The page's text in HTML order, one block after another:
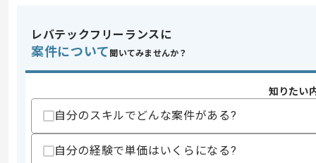
スキル
求めるスキル
・PHP(Laravel)を用いた開発経験3年以
上記に似た経験やスキルをお持ちであれば申
レバテックフリーランスに
案件について 聞いてみませんか？
知りたい
自分のスキルでどんな案件がある?
自分の経験で単価はいくらになる?